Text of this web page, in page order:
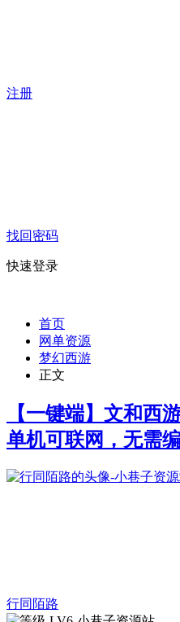
注册
找回密码
快速登录
首页
网单资源
梦幻西游
正文
【一键端】文和西
单机可联网，无需
行同陌路